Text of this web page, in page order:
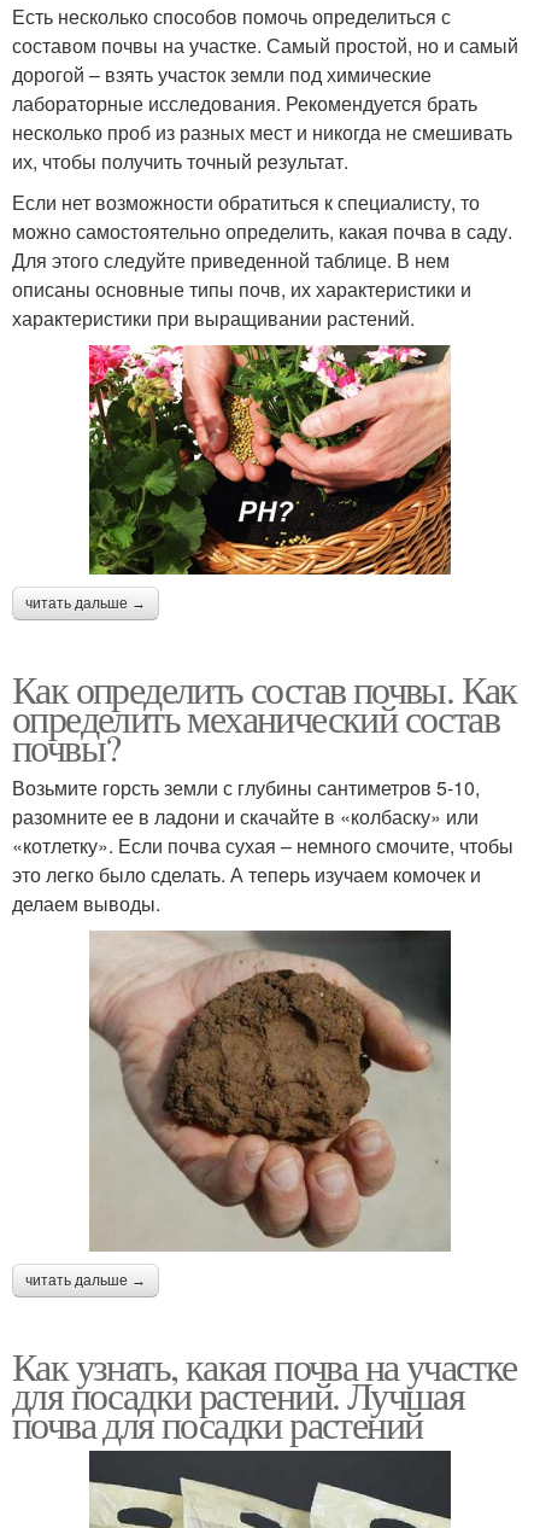
Есть несколько способов помочь определиться с
составом почвы на участке. Самый простой, но и самый
дорогой – взять участок земли под химические
лабораторные исследования. Рекомендуется брать
несколько проб из разных мест и никогда не смешивать
их, чтобы получить точный результат.
Если нет возможности обратиться к специалисту, то
можно самостоятельно определить, какая почва в саду.
Для этого следуйте приведенной таблице. В нем
описаны основные типы почв, их характеристики и
характеристики при выращивании растений.
читать дальше →
Как определить состав почвы. Как
определить механический состав
почвы?
Возьмите горсть земли с глубины сантиметров 5-10,
разомните ее в ладони и скачайте в «колбаску» или
«котлетку». Если почва сухая – немного смочите, чтобы
это легко было сделать. А теперь изучаем комочек и
делаем выводы.
читать дальше →
Как узнать, какая почва на участке
для посадки растений. Лучшая
почва для посадки растений